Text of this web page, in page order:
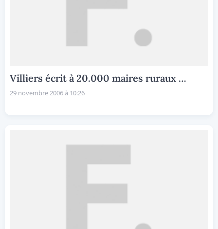
Villiers écrit à 20.000 maires ruraux …
29 novembre 2006 à 10:26